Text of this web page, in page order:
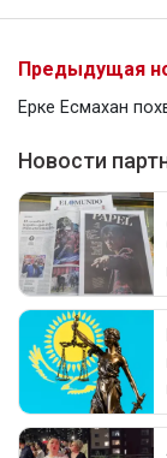
Предыдущая
Ерке Есмахан